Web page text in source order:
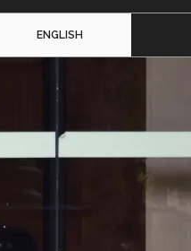
ENGLISH